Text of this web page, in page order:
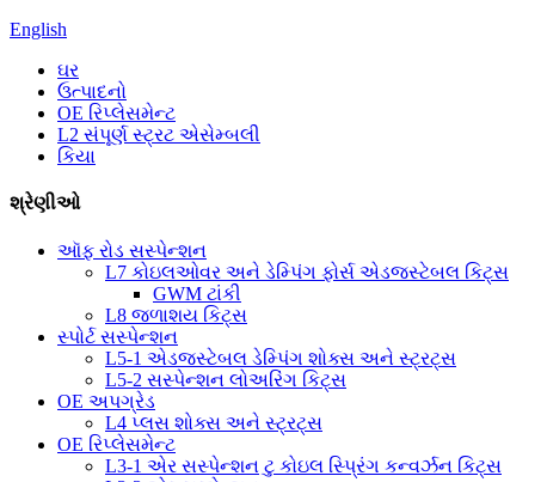
English
ઘર
ઉત્પાદનો
OE રિપ્લેસમેન્ટ
L2 સંપૂર્ણ સ્ટ્રટ એસેમ્બલી
કિયા
શ્રેણીઓ
ઑફ રોડ સસ્પેન્શન
L7 કોઇલઓવર અને ડેમ્પિંગ ફોર્સ એડજસ્ટેબલ કિટ્સ
GWM ટાંકી
L8 જળાશય કિટ્સ
સ્પોર્ટ સસ્પેન્શન
L5-1 એડજસ્ટેબલ ડેમ્પિંગ શોક્સ અને સ્ટ્રટ્સ
L5-2 સસ્પેન્શન લોઅરિંગ કિટ્સ
OE અપગ્રેડ
L4 પ્લસ શોક્સ અને સ્ટ્રટ્સ
OE રિપ્લેસમેન્ટ
L3-1 એર સસ્પેન્શન ટુ કોઇલ સ્પ્રિંગ કન્વર્ઝન કિટ્સ